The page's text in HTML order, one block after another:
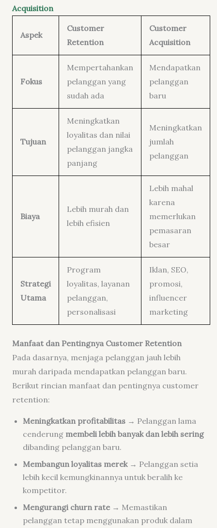
Acquisition
Aspek
Customer
Retention
Customer
Acquisition
Fokus
Mempertahankan
pelanggan yang
sudah ada
Mendapatkan
pelanggan
baru
Tujuan
Meningkatkan
loyalitas dan nilai
pelanggan jangka
panjang
Meningkatkan
jumlah
pelanggan
Biaya
Lebih murah dan
lebih efisien
Lebih mahal
karena
memerlukan
pemasaran
besar
Strategi
Utama
Program
loyalitas, layanan
pelanggan,
personalisasi
Iklan, SEO,
promosi,
influencer
marketing
Manfaat dan Pentingnya Customer Retention
Pada dasarnya, menjaga pelanggan jauh lebih
murah daripada mendapatkan pelanggan baru.
Berikut rincian manfaat dan pentingnya customer
retention:
Meningkatkan profitabilitas→ Pelanggan lama
cenderung membeli lebih banyak dan lebih sering
dibanding pelanggan baru.
Membangun loyalitas merek→ Pelanggan setia
lebih kecil kemungkinannya untuk beralih ke
kompetitor.
Mengurangi churn rate→ Memastikan
pelanggan tetap menggunakan produk dalam